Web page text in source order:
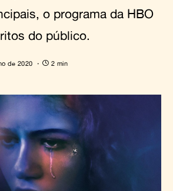
o programa da HBO
do público.
de 2020 2 min